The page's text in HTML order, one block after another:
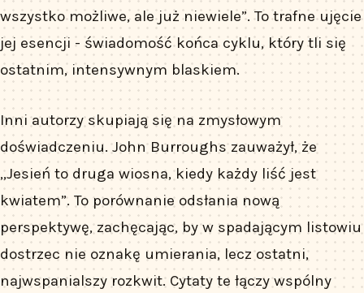
wszystko możliwe, ale już niewiele”. To trafne ujęcie
jej esencji - świadomość końca cyklu, który tli się
ostatnim, intensywnym blaskiem.
Inni autorzy skupiają się na zmysłowym
doświadczeniu. John Burroughs zauważył, że
„Jesień to druga wiosna, kiedy każdy liść jest
kwiatem”. To porównanie odsłania nową
perspektywę, zachęcając, by w spadającym listowiu
dostrzec nie oznakę umierania, lecz ostatni,
najwspanialszy rozkwit. Cytaty te łączy wspólny